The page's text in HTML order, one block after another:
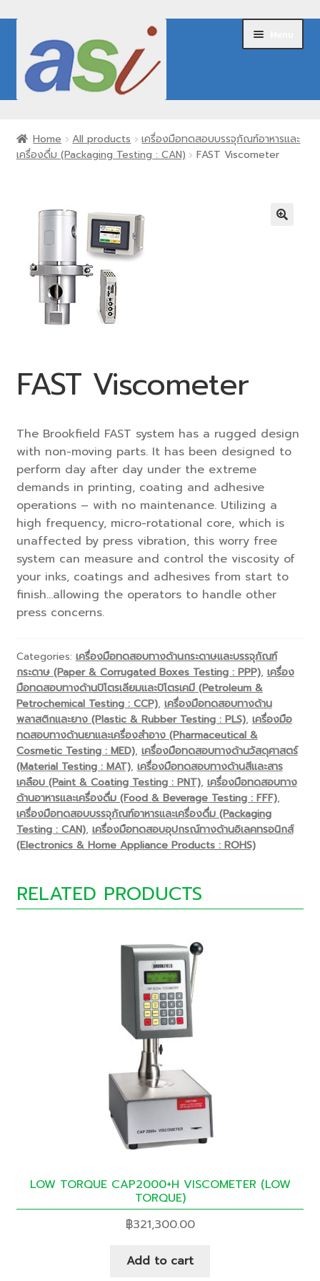
navigation
content
About Us
child
Brands
Request for Quote
Contact Us
Home All products
เครื่องมือทดสอบบรรจุภัณฑ์อาหารและ
เครื่องดื่ม (Packaging Testing : CAN)
FAST Viscometer
FAST Viscometer
The Brookfield FAST system has a rugged design
with non-moving parts. It has been designed to
perform day after day under the extreme
demands in printing, coating and adhesive
operations – with no maintenance. Utilizing a
high frequency, micro-rotational core, which is
unaffected by press vibration, this worry free
system can measure and control the viscosity of
your inks, coatings and adhesives from start to
finish…allowing the operators to handle other
press concerns.
Categories: เครื่องมือทดสอบทางด้านกระดาษและบรรจุภัณฑ์
กระดาษ (Paper & Corrugated Boxes Testing : PPP), เครื่อง
มือทดสอบทางด้านปิโตรเลียมและปิโตรเคมี (Petroleum &
Petrochemical Testing : CCP), เครื่องมือทดสอบทางด้าน
พลาสติกและยาง (Plastic & Rubber Testing : PLS), เครื่องมือ
ทดสอบทางด้านยาและเครื่องสำอาง (Pharmaceutical &
Cosmetic Testing : MED), เครื่องมือทดสอบทางด้านวัสดุศาสตร์
(Material Testing : MAT), เครื่องมือทดสอบทางด้านสีและสาร
เคลือบ (Paint & Coating Testing : PNT), เครื่องมือทดสอบทาง
ด้านอาหารและเครื่องดื่ม (Food & Beverage Testing : FFF),
เครื่องมือทดสอบบรรจุภัณฑ์อาหารและเครื่องดื่ม (Packaging
Testing : CAN), เครื่องมือทดสอบอุปกรณ์ทางด้านอิเลคทรอนิกส์
(Electronics & Home Appliance Products : ROHS)
RELATED PRODUCTS
LOW TORQUE CAP2000+H VISCOMETER (LOW
TORQUE)
฿321,300.00
Add to cart